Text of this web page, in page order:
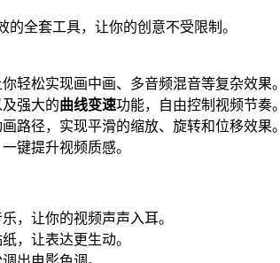
全套工具，让你的创意不受限制。
轻松实现画中画、多音频混音等复杂效果。
强大的曲线变速功能，自由控制视频节奏。
路径，实现平滑的缩放、旋转和位移效果。
键提升视频质感。
，让你的视频声声入耳。
，让表达更生动。